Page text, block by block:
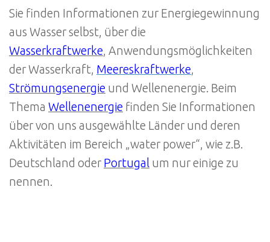
Sie finden Informationen zur Energiegewinnung
aus Wasser selbst, über die
Wasserkraftwerke, Anwendungsmöglichkeiten
der Wasserkraft, Meereskraftwerke,
Strömungsenergie und Wellenenergie. Beim
Thema Wellenenergie finden Sie Informationen
über von uns ausgewählte Länder und deren
Aktivitäten im Bereich „water power“, wie z.B.
Deutschland oder Portugal um nur einige zu
nennen.